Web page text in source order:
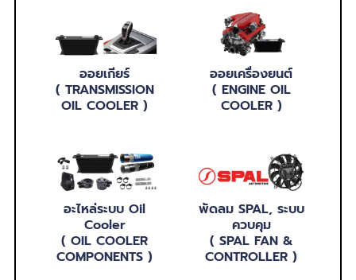
ออยเกียร์
( TRANSMISSION
OIL COOLER )
ออยเครื่องยนต์
( ENGINE OIL
COOLER )
อะไหล่ระบบ Oil
Cooler
( OIL COOLER
COMPONENTS )
พัดลม SPAL, ระบบ
ควบคุม
( SPAL FAN &
CONTROLLER )